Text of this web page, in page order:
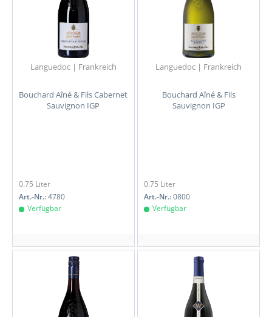
Languedoc | Frankreich
Bouchard Aîné & Fils Cabernet
Sauvignon IGP
0.75 Liter
Art.-Nr.:4780
Verfügbar
Languedoc | Frankreich
Bouchard Aîné & Fils
Sauvignon IGP
0.75 Liter
Art.-Nr.:0800
Verfügbar